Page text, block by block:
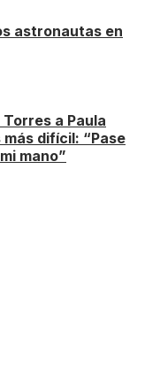
astronautas en
a Paula
difícil: “Pase
mano”